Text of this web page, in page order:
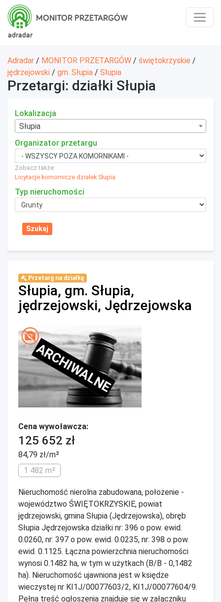
adradar
MONITOR PRZETARGÓW
Adradar / MONITOR PRZETARGÓW / świętokrzyskie /
jędrzejowski / gm. Słupia / Słupia
Przetargi: działki Słupia
Lokalizacja
Słupia
Organizator przetargu
Zobacz także:
Licytacje komornicze działek Słupia
Typ nieruchomości
Przetarg na działkę
Słupia, gm. Słupia,
jędrzejowski, Jędrzejowska
ARCHIWALNE
Cena wywoławcza:
125 652 zł
84,79 zł/m²
1 482 m²
Nieruchomość nierolna zabudowana, położenie -
województwo ŚWIĘTOKRZYSKIE, powiat
jędrzejowski, gmina Słupia (Jędrzejowska), obręb
Słupia Jędrzejowska działki nr: 396 o pow. ewid.
0.0260, nr: 397 o pow. ewid. 0.0235, nr: 398 o pow.
ewid. 0.1125. Łączna powierzchnia nieruchomości
wynosi 0.1482 ha, w tym w użytkach (B/B - 0,1482
ha). Nieruchomość ujawniona jest w księdze
wieczystej nr KI1J/00077603/2, KI1J/00077604/9.
Pełna treść ogłoszenia znajduje się w załączniku